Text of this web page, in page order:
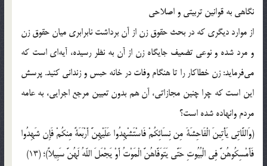
نگاهی به قوانین تربیتی و اصلاحی
از موارد دیگری که در بحث حقوق زن از آن برداشت نابرابری میان حقوق زن
و مرد شده و نوعی تضعیف جایگاه زن از آن به نظر رسیده، آیه‌ای است که
می‌فرماید: زن خطاکار را تا هنگام وفات در خانه حبس و زندانی کنید. پرسش
این است که چرا چنین مجازاتی، آن هم بدون تعیین مرجع اجرایی، به عامه
مردم وانهاده شده است؟
(وَاللَّاتِی یَأْتِینَ الْفَاحِشَةَ مِن نِسَائِكُمْ فَاسْتَشْهِدُوا عَلَیْهِنَّ أَرْبَعَةً مِنكُمْ فَإِن شَهِدُوا
فَأَمْسِكُوهُنَّ فِی الْبُیُوتِ حَتَّى‏ یَتَوَفَّاهُنَّ الْمَوْتُ أَوْ یَجْعَلَ اللّهُ لَهُنَّ سَبِیلاً)؛ (13)